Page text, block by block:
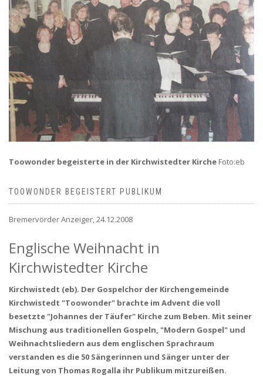
Toowonder begeisterte in der Kirchwistedter Kirche Foto:eb
TOOWONDER BEGEISTERT PUBLIKUM
Bremervörder Anzeiger, 24.12.2008
Englische Weihnacht in
Kirchwistedter Kirche
Kirchwistedt (eb). Der Gospelchor der Kirchengemeinde
Kirchwistedt "Toowonder" brachte im Advent die voll
besetzte "Johannes der Täufer" Kirche zum Beben. Mit seiner
Mischung aus traditionellen Gospeln, "Modern Gospel" und
Weihnachtsliedern aus dem englischen Sprachraum
verstanden es die 50 Sängerinnen und Sänger unter der
Leitung von Thomas Rogalla ihr Publikum mitzureißen.